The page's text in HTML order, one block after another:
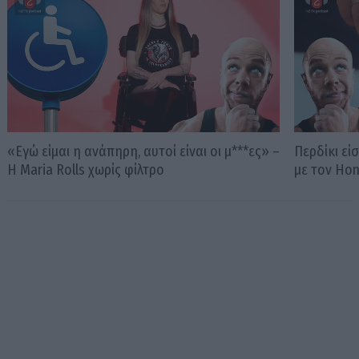
«Εγώ είμαι η ανάπηρη, αυτοί είναι οι μ***ες» –
Η Maria Rolls χωρίς φίλτρο
Περδίκι
με τον